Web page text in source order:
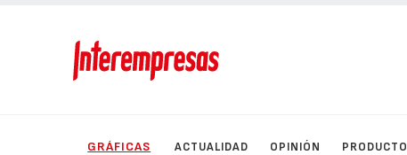
GRÁFICAS ACTUALIDAD OPINIÓN